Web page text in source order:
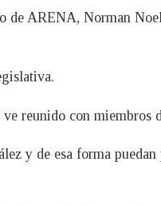
de ARENA, Norman
reunido con miembros
y de esa forma